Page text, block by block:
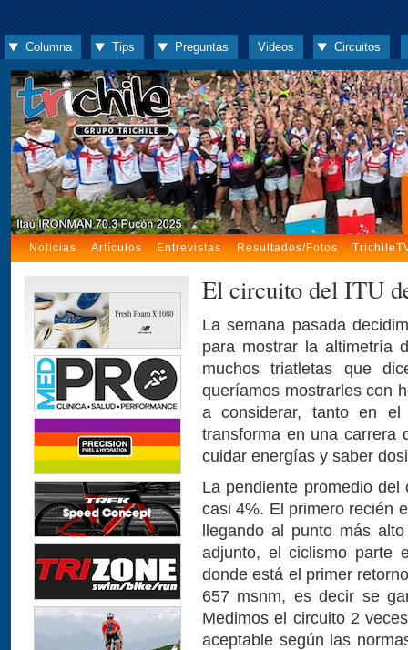
Columna Tips Preguntas Videos Circuitos
Noticias Artículos Entrevistas Resultados/Fotos
El circuito del ITU
La semana pasada
para mostrar la altimetría
muchos triatletas que
queríamos mostrarles con
a considerar, tanto en
transforma en una carrera
cuidar energías y saber
La pendiente promedio
casi 4%. El primero recién
llegando al punto más
adjunto, el ciclismo parte
donde está el primer
657 msnm, es decir se
Medimos el circuito 2
aceptable según las